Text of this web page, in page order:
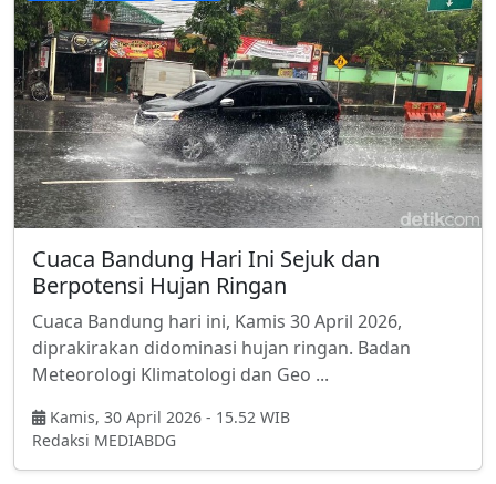
Cuaca Bandung Hari Ini Sejuk dan
Berpotensi Hujan Ringan
Cuaca Bandung hari ini, Kamis 30 April 2026,
diprakirakan didominasi hujan ringan. Badan
Meteorologi Klimatologi dan Geo ...
Kamis, 30 April 2026 - 15.52 WIB
Redaksi MEDIABDG